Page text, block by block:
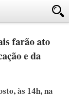
farão ato
e da
às 14h, na